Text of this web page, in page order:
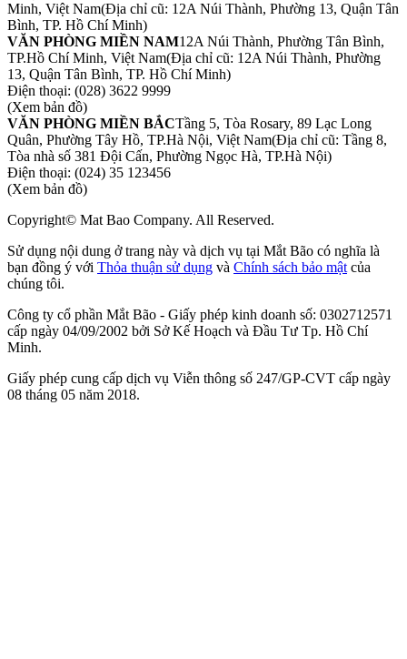
Minh, Việt Nam(Địa chỉ cũ: 12A Núi Thành, Phường 13, Quận Tân
Bình, TP. Hồ Chí Minh)
VĂN PHÒNG MIỀN NAM12A Núi Thành, Phường Tân Bình,
TP.Hồ Chí Minh, Việt Nam(Địa chỉ cũ: 12A Núi Thành, Phường
13, Quận Tân Bình, TP. Hồ Chí Minh)
Điện thoại: (028) 3622 9999
(Xem bản đồ)
VĂN PHÒNG MIỀN BẮCTầng 5, Tòa Rosary, 89 Lạc Long
Quân, Phường Tây Hồ, TP.Hà Nội, Việt Nam(Địa chỉ cũ: Tầng 8,
Tòa nhà số 381 Đội Cấn, Phường Ngọc Hà, TP.Hà Nội)
Điện thoại: (024) 35 123456
(Xem bản đồ)
Copyright© Mat Bao Company. All Reserved.
Sử dụng nội dung ở trang này và dịch vụ tại Mắt Bão có nghĩa là
bạn đồng ý với Thỏa thuận sử dụng và Chính sách bảo mật của
chúng tôi.
Công ty cổ phần Mắt Bão - Giấy phép kinh doanh số: 0302712571
cấp ngày 04/09/2002 bởi Sở Kế Hoạch và Đầu Tư Tp. Hồ Chí
Minh.
Giấy phép cung cấp dịch vụ Viễn thông số 247/GP-CVT cấp ngày
08 tháng 05 năm 2018.